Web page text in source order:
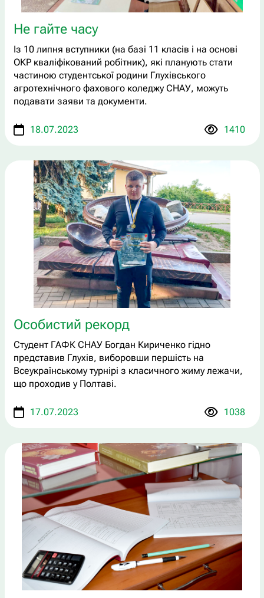
Не гайте часу
Із 10 липня вступники (на базі 11 класів і на основі
ОКР кваліфікований робітник), які планують стати
частиною студентської родини Глухівського
агротехнічного фахового коледжу СНАУ, можуть
подавати заяви та документи.
18.07.2023 1410
Особистий рекорд
Студент ГАФК СНАУ Богдан Кириченко гідно
представив Глухів, виборовши першість на
Всеукраїнському турнірі з класичного жиму лежачи,
що проходив у Полтаві.
17.07.2023 1038